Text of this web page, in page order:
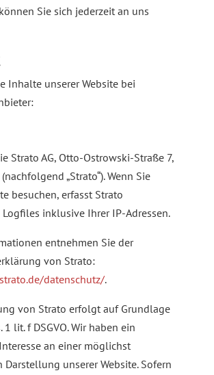
Sie sich jederzeit an uns
Inhalte unserer Website bei
Strato AG, Otto-Ostrowski-Straße 7,
„Strato“). Wenn Sie
besuchen, erfasst Strato
inklusive Ihrer IP-Adressen.
entnehmen Sie der
von Strato:
datenschutz/.
von Strato erfolgt auf Grundlage
1 lit. f DSGVO. Wir haben ein
an einer möglichst
Darstellung unserer Website. Sofern